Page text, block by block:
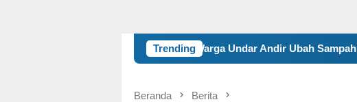
Trending
UNIBA Dorong Warga Undar Andir Ubah Sampah Plastik Jadi Produk
Beranda Berita